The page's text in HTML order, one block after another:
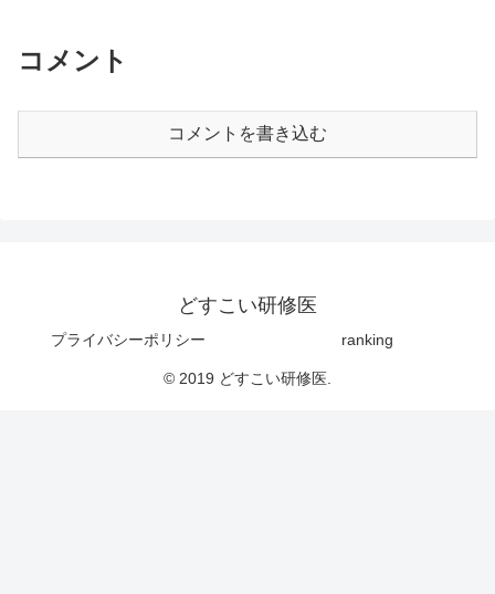
コメント
コメントを書き込む
どすこい研修医
プライバシーポリシー ranking
© 2019 どすこい研修医.